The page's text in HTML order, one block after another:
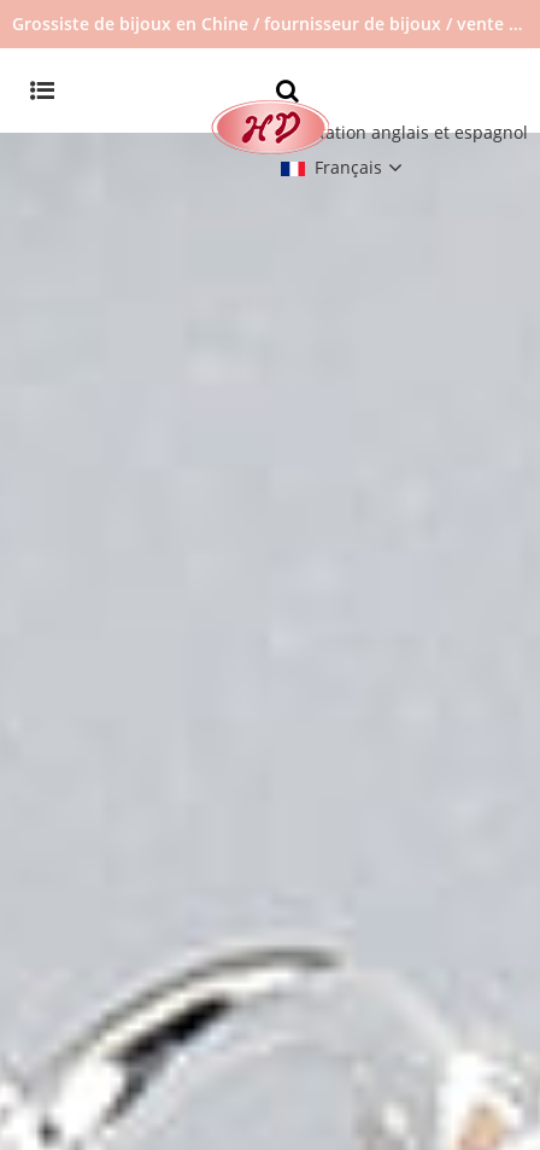
Grossiste de bijoux en Chine / fournisseur de bijoux / vente de bijoux en stock / pas de bijoux d'occasion
Commutation anglais et espagnol
Français